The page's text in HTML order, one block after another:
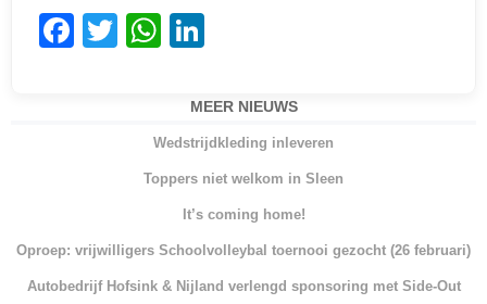
F
o
k
T
W
at
s
A
p
k
e
dI
n
MEER NIEUWS
Wedstrijdkleding inleveren
Toppers niet welkom in Sleen
It’s coming home!
Oproep: vrijwilligers Schoolvolleybal toernooi gezocht (26 februari)
Autobedrijf Hofsink & Nijland verlengd sponsoring met Side-Out